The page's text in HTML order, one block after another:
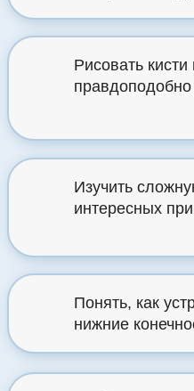
Понять, как
нижние
Рисовать кисти
Изучить
интересных